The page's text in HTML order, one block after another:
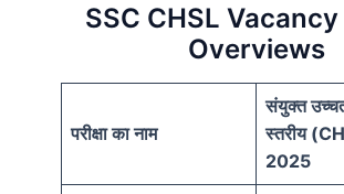
SSC CHSL
Overviews
परीक्षा का नाम
संयुक्त
स्तरीय
2025